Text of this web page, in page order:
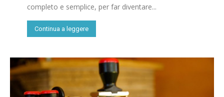
completo e semplice, per far diventare...
Continua a leggere